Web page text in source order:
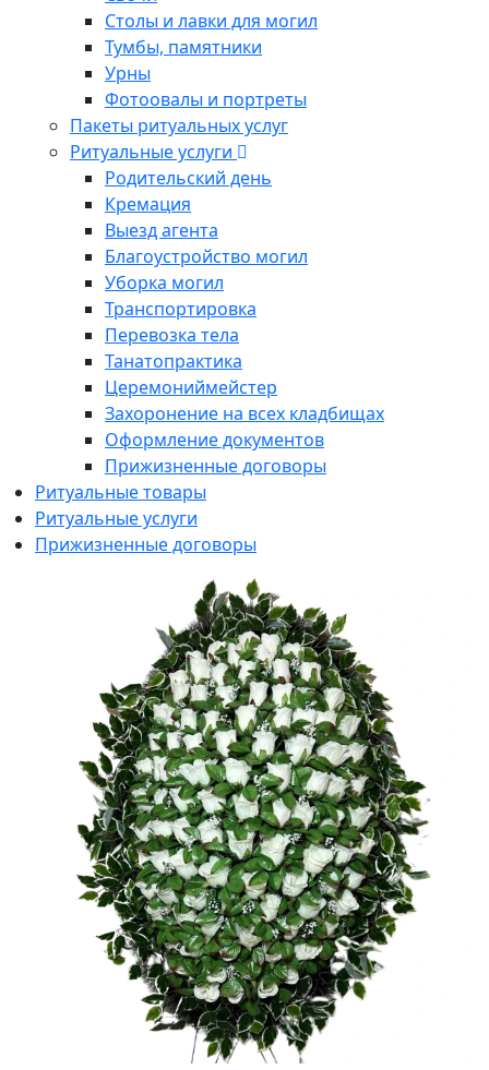
Столы и лавки для могил
Тумбы, памятники
Урны
Фотоовалы и портреты
Пакеты ритуальных услуг
Ритуальные услуги
Родительский день
Кремация
Выезд агента
Благоустройство могил
Уборка могил
Транспортировка
Перевозка тела
Танатопрактика
Церемониймейстер
Захоронение на всех кладбищах
Оформление документов
Прижизненные договоры
Ритуальные товары
Ритуальные услуги
Прижизненные договоры